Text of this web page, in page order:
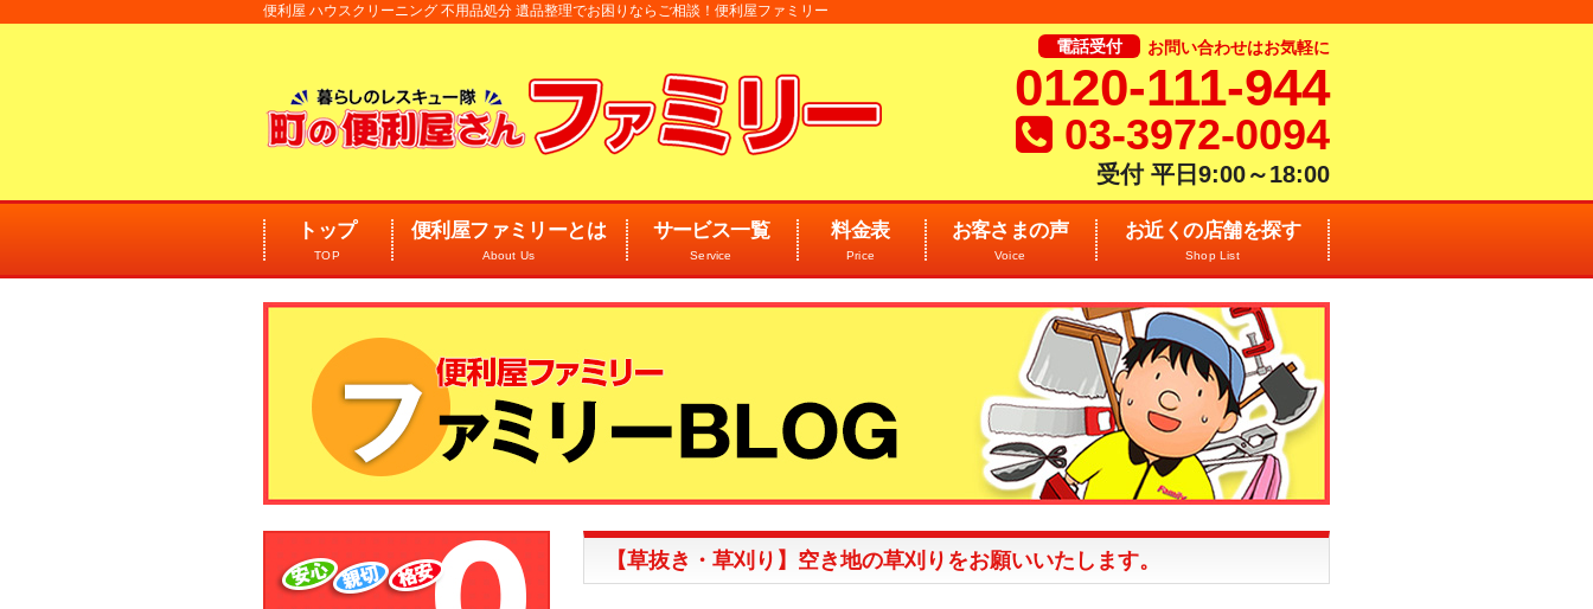
便利屋 ハウスクリーニング 不用品処分 遺品整理でお困りならご相談！便利屋ファミリー
電話受付 お問い合わせはお気軽に
0120-111-944
03-3972-0094
受付 平日9:00～18:00
トップ
TOP
便利屋ファミリーとは
About Us
サービス一覧
Service
料金表
Price
お客さまの声
Voice
お近くの店舗を探す
Shop List
【草抜き・草刈り】空き地の草刈りをお願いいたします。